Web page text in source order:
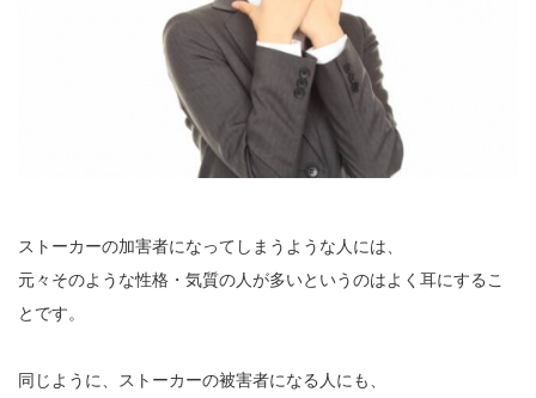
ストーカーの加害者になってしまうような人には、
元々そのような性格・気質の人が多いというのはよく耳にするこ
とです。
同じように、ストーカーの被害者になる人にも、